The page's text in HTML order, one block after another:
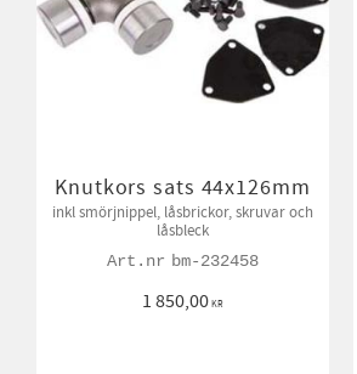
Knutkors sats 44x126mm
inkl smörjnippel, låsbrickor, skruvar och
låsbleck
bm-232458
1 850,00KR